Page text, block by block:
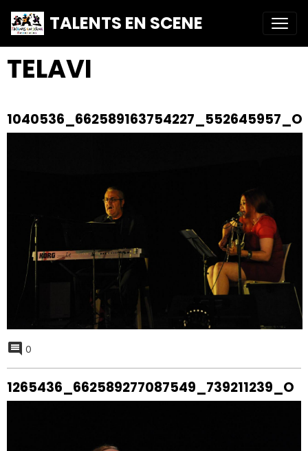
TALENTS EN SCENE
TELAVI
1040536_662589163754227_552645957_O
0
1265436_662589277087549_739211239_O